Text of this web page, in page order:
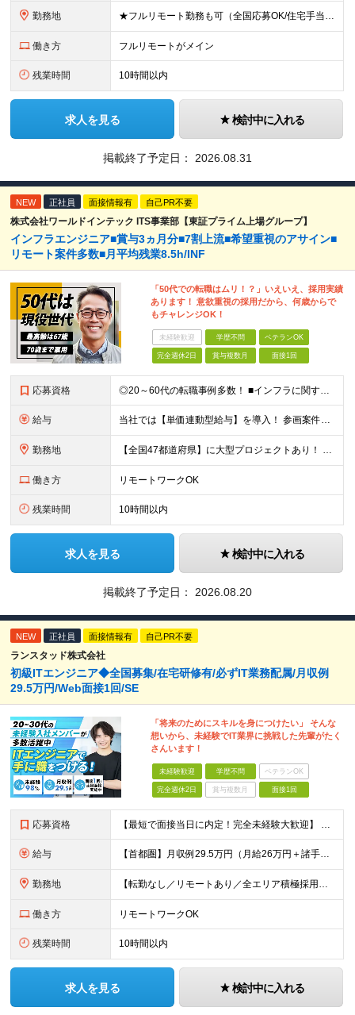
勤務地 ★フルリモート勤務も可（全国応募OK/住宅手当を支給します） ※案件によって常駐が必要になる場合があります。 ※希望がない限り、転勤はありません ※U・Iターン歓迎 ★ルトラの社員は全国各地で活躍中
働き方 フルリモートがメイン
残業時間 10時間以内
求人を見る 検討中に入れる
掲載終了予定日： 2026.08.31
NEW 正社員 面接情報有 自己PR不要
株式会社ワールドインテック ITS事業部【東証プライム上場グループ】
インフラエンジニア■賞与3ヵ月分■7割上流■希望重視のアサイン■
リモート案件多数■月平均残業8.5h/INF
「50代での転職はムリ！？」いえいえ、採用実績
あります！ 意欲重視の採用だから、何歳からで
もチャレンジOK！
未経験歓迎 学歴不問 ベテランOK
完全週休2日 賞与複数月 面接1回
応募資格 ◎20～60代の転職事例多数！ ■インフラに関する何らかのご経験 ■学歴不問/転職回数は一切不問！
給与 当社では【単価連動型給与】を導入！ 参画案件の契約単価に連動して給与が決定。 還元率は単価の【70％～80％】と東証プライム上場グループとして高水準です！（社会保険料・教育コスト含む） ■関東：月給
勤務地 【全国47都道府県】に大型プロジェクトあり！ 主要勤務地： 北海道/宮城県/栃木県/埼玉県/千葉県/東京都/神奈川県/愛知県/大阪府/京都府/兵庫県/広島県/福岡県/熊本県 ※勤務エリアは、あなたの
働き方 リモートワークOK
残業時間 10時間以内
求人を見る 検討中に入れる
掲載終了予定日： 2026.08.20
NEW 正社員 面接情報有 自己PR不要
ランスタッド株式会社
初級ITエンジニア◆全国募集/在宅研修有/必ずIT業務配属/月収例
29.5万円/Web面接1回/SE
「将来のためにスキルを身につけたい」 そんな
想いから、未経験でIT業界に挑戦した先輩がたく
さんいます！
未経験歓迎 学歴不問 ベテランOK
完全週休2日 賞与複数月 面接1回
応募資格 【最短で面接当日に内定！完全未経験大歓迎】 ・業種／職種未経験歓迎 ・社会人デビュー、第二新卒、既卒者大歓迎 ・学歴不問（文系、理系不問） ・20代～30代、男女問わず活躍中 ・服装、髪色自由 ・明確
給与 【首都圏】月収例29.5万円（月給26万円＋諸手当） 【東海・関西】月収例28.5万円（月給25万円＋諸手当） 【九州】月収例26万円（月給23万円＋諸手当） ※経験・スキル・前職給与を踏まえ、総合
勤務地 【転勤なし／リモートあり／全エリア積極採用中】 ・大手企業のプロジェクトが中心 ・勤務エリアは希望を考慮し決定 ・研修はリモートメインで実施します ・U&Iターンの方も大歓迎◎ ＜主なエリア＞ ■首
働き方 リモートワークOK
残業時間 10時間以内
求人を見る 検討中に入れる